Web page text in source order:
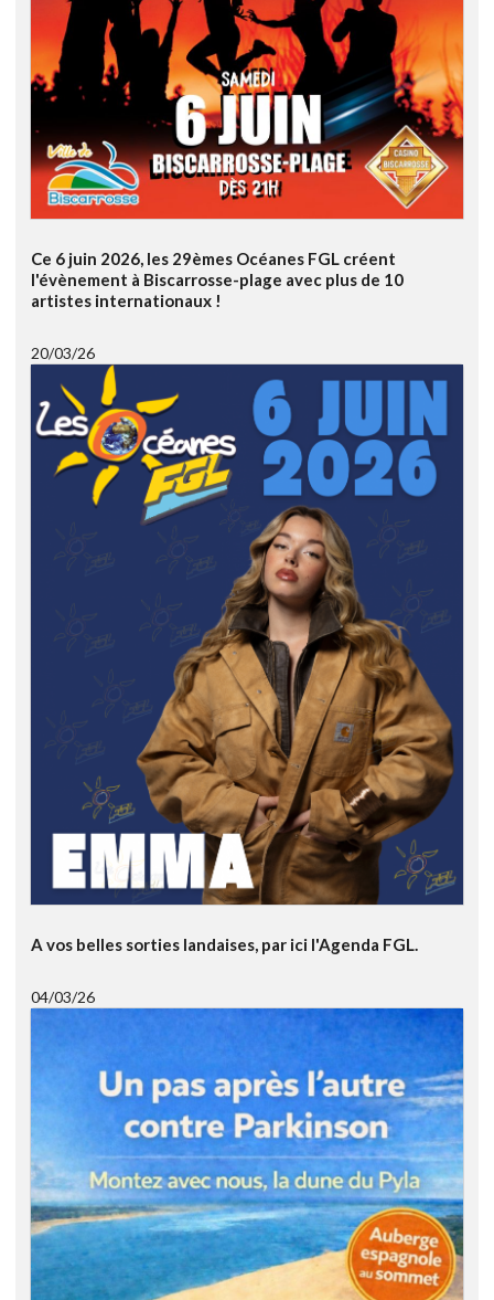
Ce 6 juin 2026, les 29èmes Océanes FGL créent
l'évènement à Biscarrosse-plage avec plus de 10
artistes internationaux !
20/03/26
A vos belles sorties landaises, par ici l'Agenda FGL.
04/03/26